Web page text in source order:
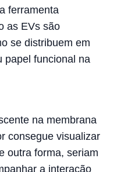
ferramenta
as EVs são
se distribuem em
papel funcional na
na membrana
consegue visualizar
outra forma, seriam
a interação